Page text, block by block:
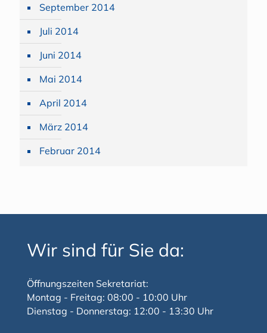
September 2014
Juli 2014
Juni 2014
Mai 2014
April 2014
März 2014
Februar 2014
Wir sind für Sie da:
Öffnungszeiten Sekretariat:
Montag - Freitag: 08:00 - 10:00 Uhr
Dienstag - Donnerstag: 12:00 - 13:30 Uhr